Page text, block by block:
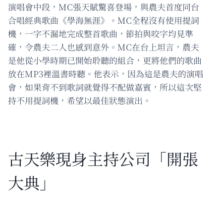
演唱會中段，MC張天賦驚喜登場，與農夫首度同台
合唱經典歌曲《學海無涯》。MC全程沒有使用提詞
機，一字不漏地完成整首歌曲，節拍與咬字均見準
確，令農夫二人也感到意外。MC在台上坦言，農夫
是他從小學時期已開始聆聽的組合，更將他們的歌曲
放在MP3裡溫書時聽。他表示，因為這是農夫的演唱
會，如果背不到歌詞就覺得不配做嘉賓，所以這次堅
持不用提詞機，希望以最佳狀態演出。
古天樂現身主持公司「開張
大典」